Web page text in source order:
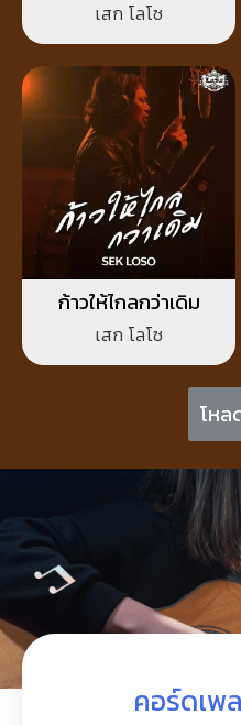
เสก โลโซ
ก้าวให้ไกลกว่าเดิม
เสก โลโซ
โหล
คอร์ดเพ